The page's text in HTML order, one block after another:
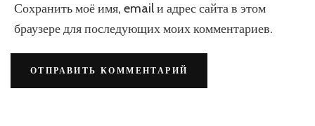
Сохранить моё имя, email и адрес сайта в этом
браузере для последующих моих комментариев.